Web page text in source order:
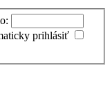
prihlásiť